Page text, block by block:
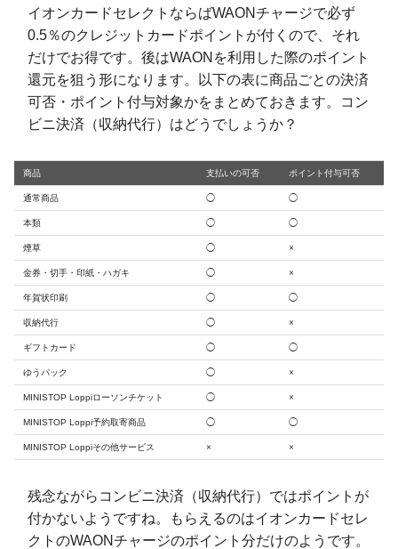
イオンカードセレクトならばWAONチャージで必ず
0.5％のクレジットカードポイントが付くので、それ
だけでお得です。後はWAONを利用した際のポイント
還元を狙う形になります。以下の表に商品ごとの決済
可否・ポイント付与対象かをまとめておきます。コン
ビニ決済（収納代行）はどうでしょうか？
商品 支払いの可否 ポイント付与可否
通常商品 ◯ ◯
本類 ◯ ◯
煙草 ◯ ×
金券・切手・印紙・ハガキ ◯ ×
年賀状印刷 ◯ ◯
収納代行 ◯ ×
ギフトカード ◯ ◯
ゆうパック ◯ ×
MINISTOP Loppiローソンチケット ◯ ×
MINISTOP Loppi予約取寄商品 ◯ ◯
MINISTOP Loppiその他サービス × ×
残念ながらコンビニ決済（収納代行）ではポイントが
付かないようですね。もらえるのはイオンカードセレ
クトのWAONチャージのポイント分だけのようです。